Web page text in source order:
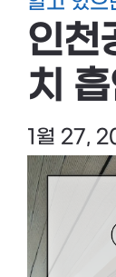
인천
치
1월 27,